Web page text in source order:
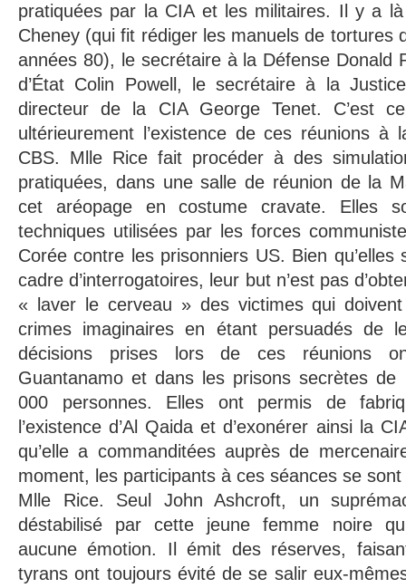
pratiquées par la CIA et les militaires. Il y a
Cheney (qui fit rédiger les manuels de tortures
années 80), le secrétaire à la Défense Donald
d’État Colin Powell, le secrétaire à la
directeur de la CIA George Tenet. C’est
ultérieurement l’existence de ces réunions à
CBS. Mlle Rice fait procéder à des
pratiquées, dans une salle de réunion de la
cet aréopage en costume cravate. Elles
techniques utilisées par les forces
Corée contre les prisonniers US. Bien qu’elles
cadre d’interrogatoires, leur but n’est pas
« laver le cerveau » des victimes qui
crimes imaginaires en étant persuadés de
décisions prises lors de ces réunions
Guantanamo et dans les prisons secrètes
000 personnes. Elles ont permis de
l’existence d’Al Qaida et d’exonérer ainsi la
qu’elle a commanditées auprès de
moment, les participants à ces séances se
Mlle Rice. Seul John Ashcroft, un
déstabilisé par cette jeune femme noire
aucune émotion. Il émit des réserves,
tyrans ont toujours évité de se salir eux-